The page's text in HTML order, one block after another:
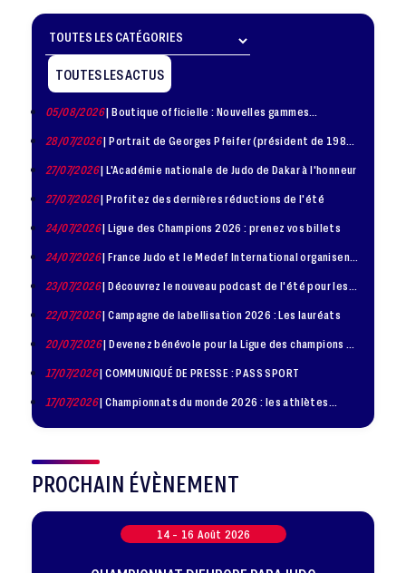
TOUTES LES ACTUS
05/08/2026| Boutique officielle : Nouvelles gammes
28/07/2026| Portrait de Georges Pfeifer (président de 1981
27/07/2026| L'Académie nationale de Judo de Dakar à l'honneur
27/07/2026| Profitez des dernières réductions de l'été
24/07/2026| Ligue des Champions 2026 : prenez vos billets
24/07/2026| France Judo et le Medef International organisent
23/07/2026| Découvrez le nouveau podcast de l'été pour les
22/07/2026| Campagne de labellisation 2026 : Les lauréats
20/07/2026| Devenez bénévole pour la Ligue des champions de
17/07/2026| COMMUNIQUÉ DE PRESSE : PASS SPORT
17/07/2026| Championnats du monde 2026 : les athlètes
PROCHAIN ÉVÈNEMENT
14 - 16 Août 2026